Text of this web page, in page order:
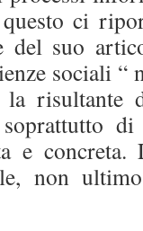
ci
del suo
sociali
la
e
non